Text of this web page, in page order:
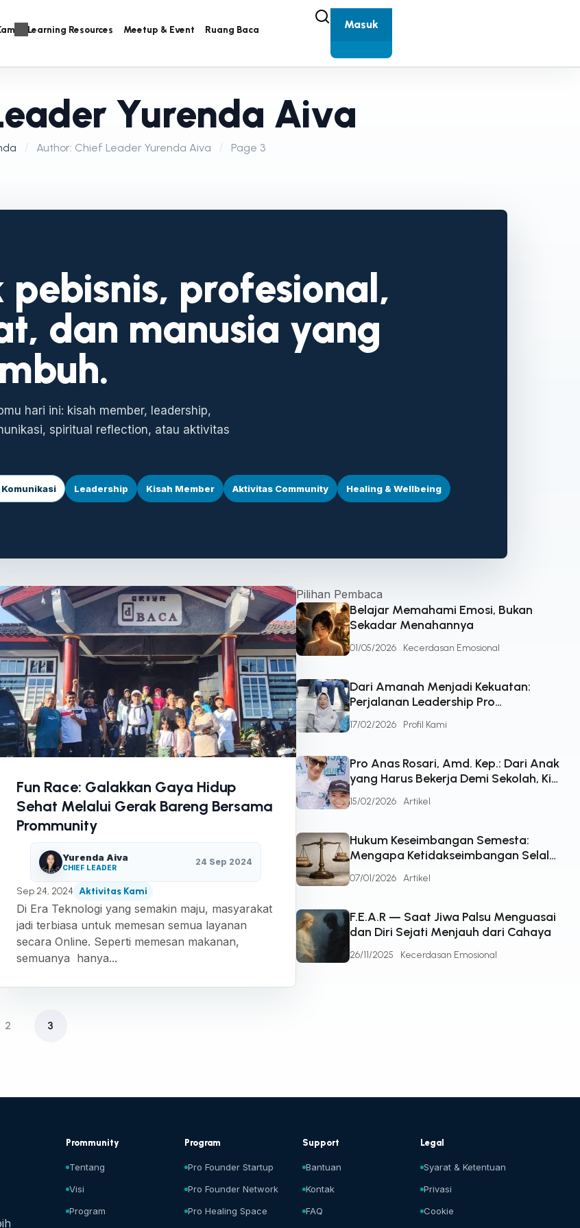
Learning Resources Meetup & Event Ruang Baca Masuk
Yurenda Aiva
Author: Chief Leader Yurenda Aiva Page 3
pebisnis, profesional,
dan manusia yang
hari ini: kisah member, leadership,
spiritual reflection, atau aktivitas
Komunikasi Leadership Kisah Member Aktivitas Community Healing & Wellbeing
Fun Race: Galakkan Gaya Hidup
Sehat Melalui Gerak Bareng Bersama
Prommunity
Yurenda Aiva
CHIEF LEADER
24 Sep 2024
Sep 24, 2024 Aktivitas Kami
Di Era Teknologi yang semakin maju, masyarakat
jadi terbiasa untuk memesan semua layanan
secara Online. Seperti memesan makanan,
semuanya hanya...
2 3
Pilihan Pembaca
Belajar Memahami Emosi, Bukan
Sekadar Menahannya
01/05/2026 Kecerdasan Emosional
Dari Amanah Menjadi Kekuatan:
Perjalanan Leadership Pro
Bertumbuh Bersama Kehidupan
17/02/2026 Profil Kami
Pro Anas Rosari, Amd. Kep.: Dari Anak
yang Harus Bekerja Demi Sekolah, Kini
Healthcare
15/02/2026 Artikel
Hukum Keseimbangan Semesta:
Mengapa Ketidakseimbangan Selalu
07/01/2026 Artikel
F.E.A.R — Saat Jiwa Palsu Menguasai
dan Diri Sejati Menjauh dari Cahaya
26/11/2025 Kecerdasan Emosional
Prommunity
Tentang
Visi
Program
Program
Pro Founder Startup
Pro Founder Network
Pro Healing Space
Support
Bantuan
Kontak
FAQ
Legal
Syarat & Ketentuan
Privasi
Cookie